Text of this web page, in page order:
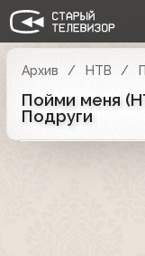
Архив НТВ
Пойми меня
Подруги